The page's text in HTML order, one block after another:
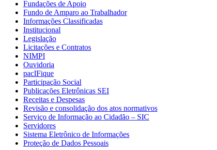
Fundações de Apoio
Fundo de Amparo ao Trabalhador
Informações Classificadas
Institucional
Legislação
Licitações e Contratos
NIMPI
Ouvidoria
pacIFique
Participação Social
Publicações Eletrônicas SEI
Receitas e Despesas
Revisão e consolidação dos atos normativos
Serviço de Informação ao Cidadão – SIC
Servidores
Sistema Eletrônico de Informações
Proteção de Dados Pessoais